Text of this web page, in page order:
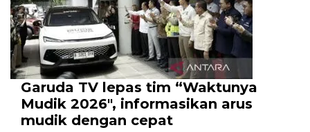
Garuda TV lepas tim “Waktunya
Mudik 2026", informasikan arus
mudik dengan cepat